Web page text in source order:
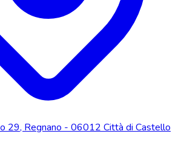
29, Regnano - 06012 Città di Castello